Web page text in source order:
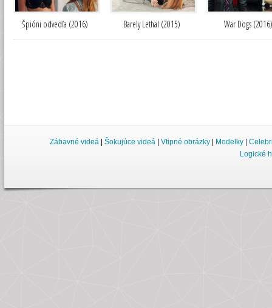
Špióni odvedľa (2016) Barely Lethal (2015) War Dogs (2016)
Zábavné videá | Šokujúce videá | Vtipné obrázky | Modelky |
Logické